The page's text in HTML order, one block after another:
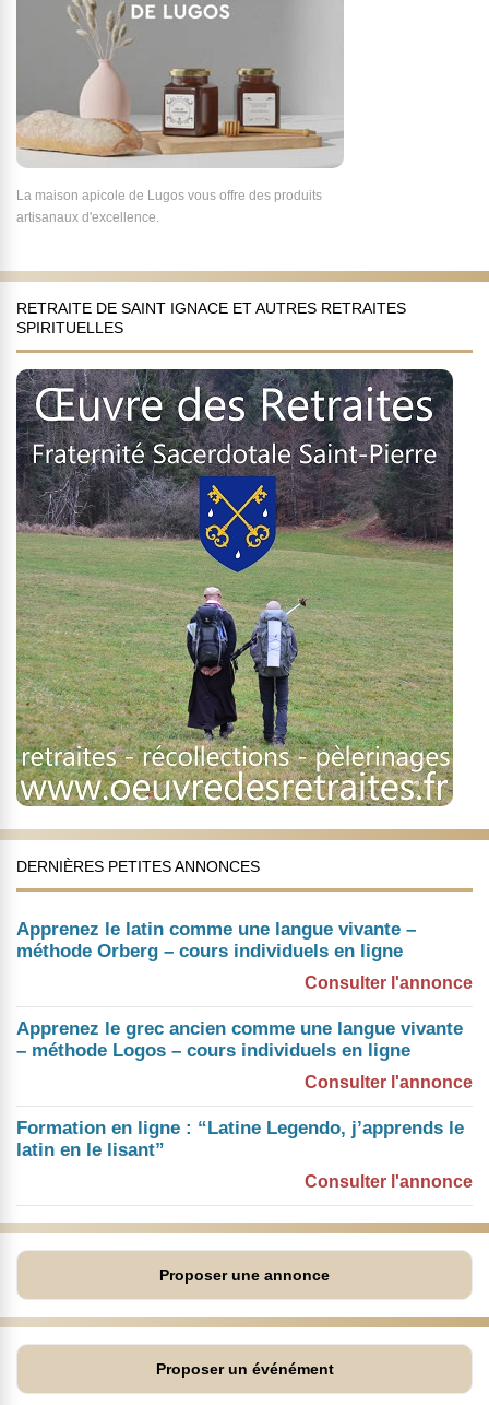
La maison apicole de Lugos vous offre des produits
artisanaux d'excellence.
RETRAITE DE SAINT IGNACE ET AUTRES RETRAITES
SPIRITUELLES
DERNIÈRES PETITES ANNONCES
Apprenez le latin comme une langue vivante –
méthode Orberg – cours individuels en ligne
Consulter l'annonce
Apprenez le grec ancien comme une langue vivante
– méthode Logos – cours individuels en ligne
Consulter l'annonce
Formation en ligne : “Latine Legendo, j’apprends le
latin en le lisant”
Consulter l'annonce
Proposer une annonce
Proposer un événément